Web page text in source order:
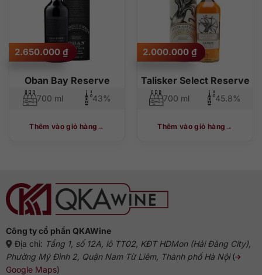
Oban Bay Reserve
2.650.000 ₫
700 ml 43%
Thêm vào giỏ hàng
Talisker Select Reserve
2.000.000 ₫
700 ml 45.8%
Thêm vào giỏ hàng
Công ty cổ phần QKAWine
Địa chỉ: Tầng 1, số 12A, lô TT02, KĐT HDMon (Hải Đăng City),
Phường Mỹ Đình 2, Quận Nam Từ Liêm, Thành phố Hà Nội(
Google Maps)